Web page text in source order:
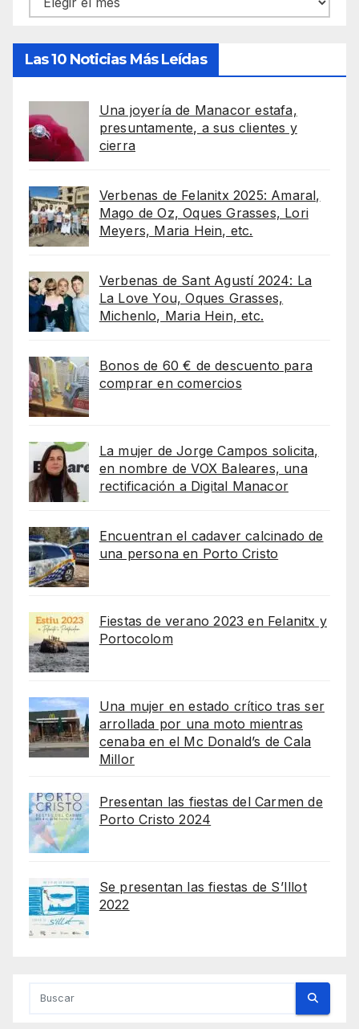
Las 10 Noticias Más Leídas
Una joyería de Manacor estafa,
presuntamente, a sus clientes y
cierra
Verbenas de Felanitx 2025: Amaral,
Mago de Oz, Oques Grasses, Lori
Meyers, Maria Hein, etc.
Verbenas de Sant Agustí 2024: La
La Love You, Oques Grasses,
Michenlo, Maria Hein, etc.
Bonos de 60 € de descuento para
comprar en comercios
La mujer de Jorge Campos solicita,
en nombre de VOX Baleares, una
rectificación a Digital Manacor
Encuentran el cadaver calcinado de
una persona en Porto Cristo
Fiestas de verano 2023 en Felanitx y
Portocolom
Una mujer en estado crítico tras ser
arrollada por una moto mientras
cenaba en el Mc Donald’s de Cala
Millor
Presentan las fiestas del Carmen de
Porto Cristo 2024
Se presentan las fiestas de S’Illot
2022